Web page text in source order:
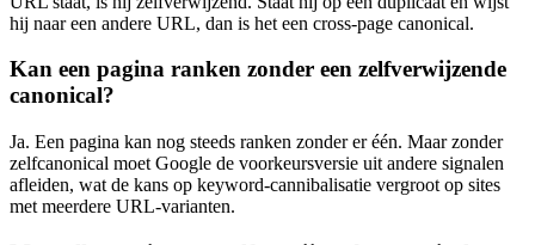
hij naar een andere URL, dan is het een cross-page canonical.
Kan een pagina ranken zonder een zelfverwijzende
canonical?
Ja. Een pagina kan nog steeds ranken zonder er één. Maar zonder
zelfcanonical moet Google de voorkeursversie uit andere signalen
afleiden, wat de kans op keyword-cannibalisatie vergroot op sites
met meerdere URL-varianten.